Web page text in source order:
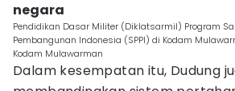
negara
Pendidikan Dasar Militer (Diklatsarmil) Program
Pembangunan Indonesia (SPPI) di Kodam
Kodam Mulawarman
Dalam kesempatan itu, Dudung